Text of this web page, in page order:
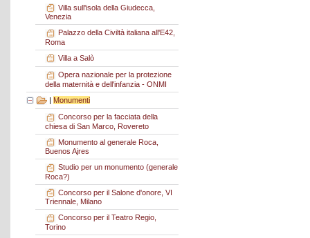
Villa sull'isola della Giudecca,
Venezia
Palazzo della Civiltà italiana all'E42,
Roma
Villa a Salò
Opera nazionale per la protezione
della maternità e dell'infanzia - ONMI
| Monumenti
Concorso per la facciata della
chiesa di San Marco, Rovereto
Monumento al generale Roca,
Buenos Ajres
Studio per un monumento (generale
Roca?)
Concorso per il Salone d'onore, VI
Triennale, Milano
Concorso per il Teatro Regio,
Torino